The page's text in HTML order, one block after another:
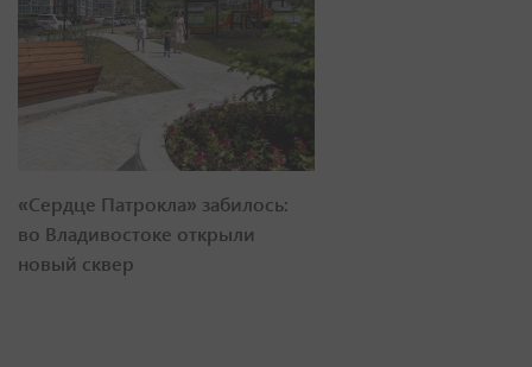
«Сердце Патрокла» забилось:
во Владивостоке открыли
новый сквер